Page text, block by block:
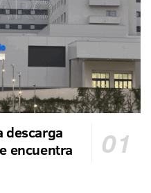
descarga
encuentra